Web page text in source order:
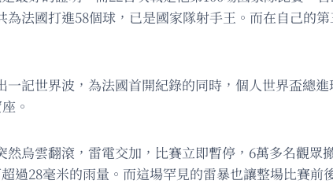
法國打進58個球，已是國家隊射手王。而在自己的
記世界波，為法國首開紀錄的同時，個人世界盃總
。
然烏雲翻滾，雷電交加，比賽立即暫停，6萬多名觀
過28毫米的雨量。而這場罕見的雷暴也讓整場比賽前